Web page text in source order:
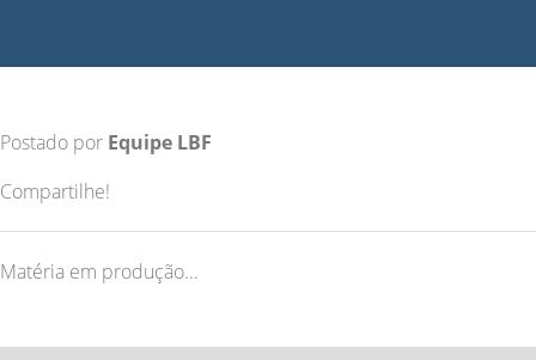
Postado por Equipe LBF
Compartilhe!
Matéria em produção...